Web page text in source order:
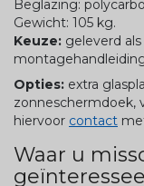
Beglazing:
Gewicht: 105 kg.
Keuze: geleverd
Opties: extra
zonneschermdoek,
hiervoor contact
Waar u